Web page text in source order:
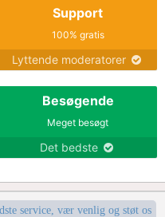
Support
100% gratis
Lyttende moderatorer
Besøgende
Meget besøgt
Det bedste
service, vær venlig og støt os